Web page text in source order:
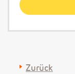
Zurück